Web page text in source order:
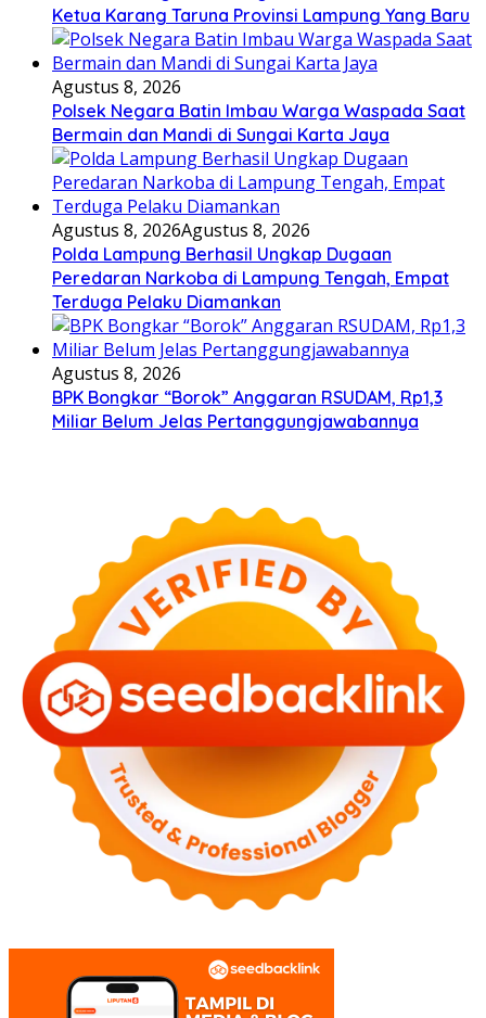
Ketua Karang Taruna Provinsi Lampung Yang Baru
Agustus 8, 2026
Polsek Negara Batin Imbau Warga Waspada Saat
Bermain dan Mandi di Sungai Karta Jaya
Agustus 8, 2026Agustus 8, 2026
Polda Lampung Berhasil Ungkap Dugaan
Peredaran Narkoba di Lampung Tengah, Empat
Terduga Pelaku Diamankan
Agustus 8, 2026
BPK Bongkar “Borok” Anggaran RSUDAM, Rp1,3
Miliar Belum Jelas Pertanggungjawabannya